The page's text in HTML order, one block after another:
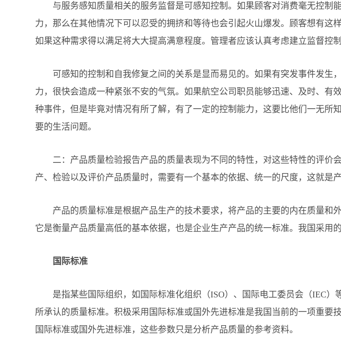
与服务感知质量相关的服务监督是可感知控制。如果顾客对消费毫无控制
力，那么在其他情况下可以忍受的拥挤和等待也会引起火山爆发。顾客想有这
如果这种需求得以满足将大大提高满意程度。管理者应该认真考虑建立监督控
可感知的控制和自我修复之间的关系是显而易见的。如果有突发事件发生
力，很快会造成一种紧张不安的气氛。如果航空公司职员能够迅速、及时、
种事件，但是毕竟对情况有所了解，有了一定的控制能力，这要比他们一无
要的生活问题。
二：产品质量检验报告产品的质量表现为不同的特性，对这些特性的评价
产、检验以及评价产品质量时，需要有一个基本的依据、统一的尺度，这就是产
产品的质量标准是根据产品生产的技术要求，将产品的主要的内在质量和
它是衡量产品质量高低的基本依据，也是企业生产产品的统一标准。我国采用
国际标准
是指某些国际组织，如国际标准化组织（ISO）、国际电工委员会（IEC）
所承认的质量标准。积极采用国际标准或国外先进标准是我国当前的一项重
国际标准或国外先进标准，这些参数只是分析产品质量的参考资料。